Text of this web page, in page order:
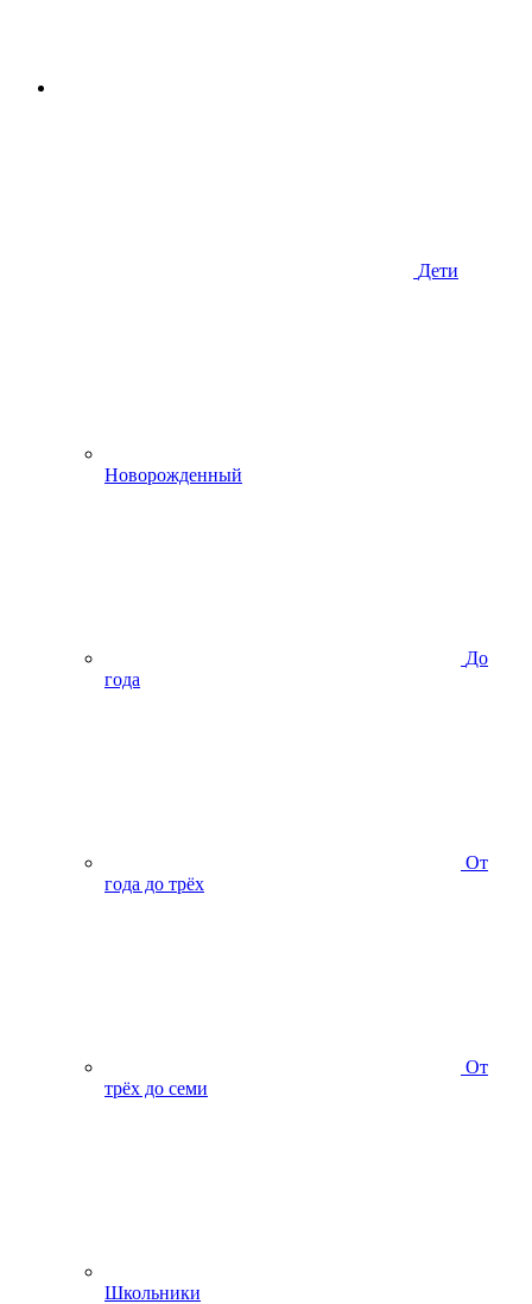
Дети
Новорожденный
До
года
От
года до трёх
От
трёх до семи
Школьники